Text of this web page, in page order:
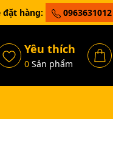
đặt hàng:
Yêu thích
0Sản phẩm